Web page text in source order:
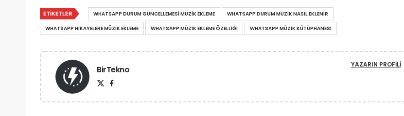
ETIKETLER WHATSAPP DURUM GÜNCELLEMESI MÜZIK EKLEME
WHATSAPP DURUM MÜZIK NASIL EKLENIR
WHATSAPP HIKAYELERE MÜZIK EKLEME
WHATSAPP MÜZIK EKLEME ÖZELLIĞI WHATSAPP MÜZIK KÜTÜPHANESI
BirTekno YAZARIN PROFILI